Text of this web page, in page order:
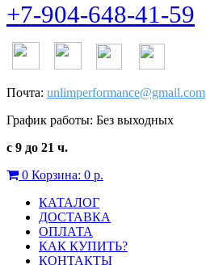
+7-904-648-41-59
Почта: unlimperformance@gmail.com
График работы: Без выходных
с 9 до 21 ч.
0 Корзина: 0 р.
КАТАЛОГ
ДОСТАВКА
ОПЛАТА
КАК КУПИТЬ?
КОНТАКТЫ